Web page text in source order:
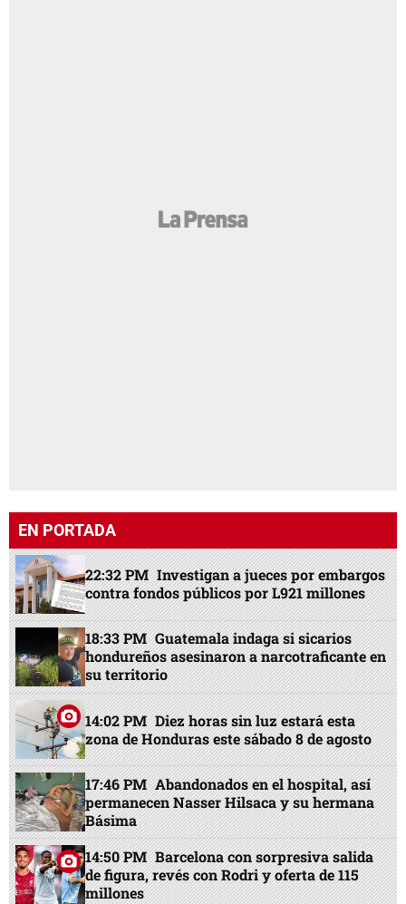
EN PORTADA
22:32 PM Investigan a jueces por embargos
contra fondos públicos por L921 millones
18:33 PM Guatemala indaga si sicarios
hondureños asesinaron a narcotraficante en
su territorio
14:02 PM Diez horas sin luz estará esta
zona de Honduras este sábado 8 de agosto
17:46 PM Abandonados en el hospital, así
permanecen Nasser Hilsaca y su hermana
Básima
14:50 PM Barcelona con sorpresiva salida
de figura, revés con Rodri y oferta de 115
millones